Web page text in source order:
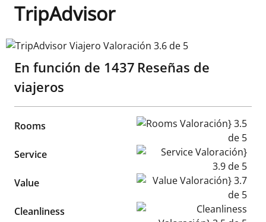
TripAdvisor
TripAdvisor Viajero Valoración 3.6 de 5
En función de 1437 Reseñas de
viajeros
Rooms Rooms Valoración} 3.5 de 5
Service Service Valoración} 3.9 de 5
Value Value Valoración} 3.7 de 5
Cleanliness Cleanliness Valoración} 3.5